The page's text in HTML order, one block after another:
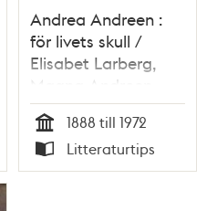
Andrea Andreen :
för livets skull /
Elisabet Larberg,
Magna Andreen
Sachs
Tid
1888 till 1972
Typ
Litteraturtips